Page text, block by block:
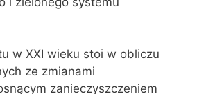
w XXI wieku stoi w obliczu
ze zmianami
zanieczyszczeniem